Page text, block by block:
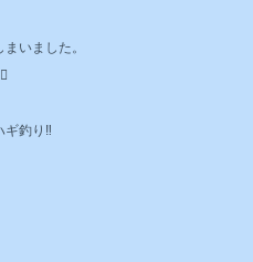
いました。
ギ釣り‼️